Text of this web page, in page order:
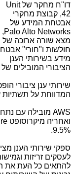
דו"ח מחקר שלUnit
42, קבוצת מחקרי
אבטחת המידע של
Palo Alto Networks
,
מצא שורה ארוכה של
חולשות ו"חורי"
מידע בשירותי הענן
הציבורי המובילים של
שירותי ענן ציבורי
המדווחת על תשתיות ענן
AWS מובילה עם נתח של 31.3% משוק ספקי
ואחריה מיקרוסופט
9.5%.
ספקי שירותי הענן
לעסקים זריזות
להתאים כל העת את